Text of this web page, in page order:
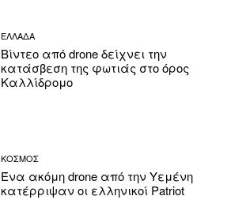
ΕΛΛΑΔΑ
Βίντεο από drone δείχνει την
κατάσβεση της φωτιάς στο όρος
Καλλίδρομο
ΚΟΣΜΟΣ
Ένα ακόμη drone από την Υεμένη
κατέρριψαν οι ελληνικοί Patriot